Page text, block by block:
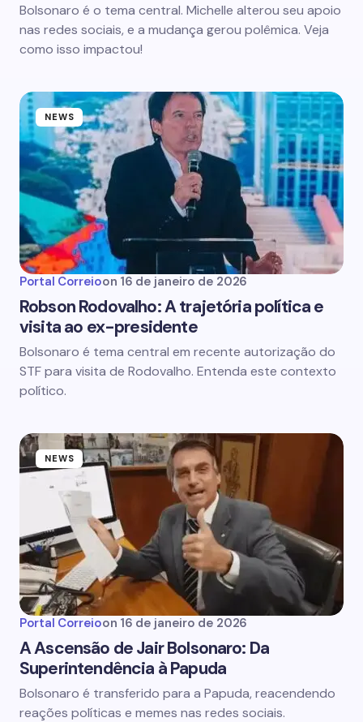
Bolsonaro é o tema central. Michelle alterou seu apoio
nas redes sociais, e a mudança gerou polêmica. Veja
como isso impactou!
NEWS
Portal Correioon 16 de janeiro de 2026
Robson Rodovalho: A trajetória política e
visita ao ex-presidente
Bolsonaro é tema central em recente autorização do
STF para visita de Rodovalho. Entenda este contexto
político.
NEWS
Portal Correioon 16 de janeiro de 2026
A Ascensão de Jair Bolsonaro: Da
Superintendência à Papuda
Bolsonaro é transferido para a Papuda, reacendendo
reações políticas e memes nas redes sociais.